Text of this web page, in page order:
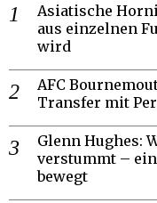
Asiatische
aus einzelnen
wird
AFC
Transfer mit
Glenn Hughes:
verstummt –
bewegt